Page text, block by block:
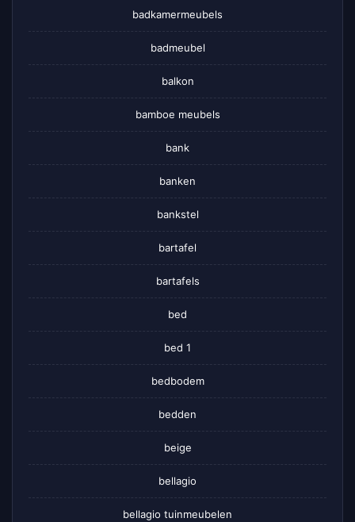
badkamermeubels
badmeubel
balkon
bamboe meubels
bank
banken
bankstel
bartafel
bartafels
bed
bed 1
bedbodem
bedden
beige
bellagio
bellagio tuinmeubelen